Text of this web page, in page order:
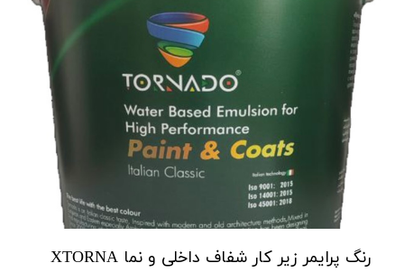
رنگ پرایمر زیر کار شفاف داخلی و نما XTORNA